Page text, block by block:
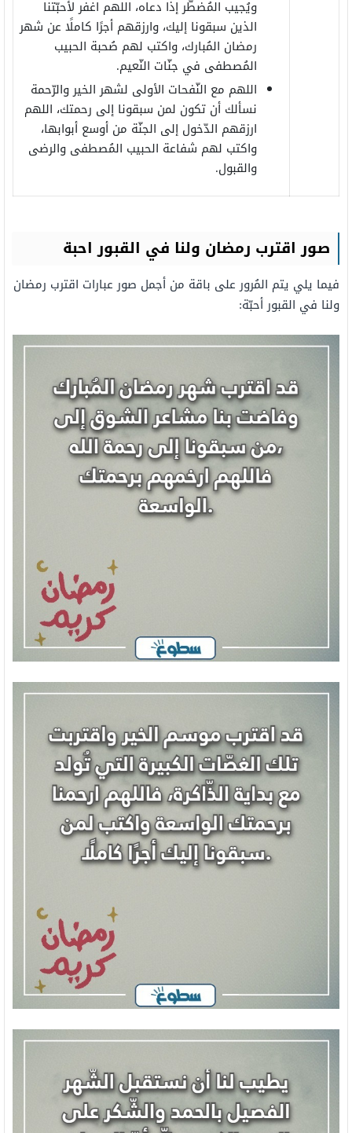
ويُجيب المُضطّر إذا دعاه، اللهم اغفر لأحبّتنا
الذين سبقونا إليك، وارزقهم أجرًا كاملًا عن شهر
رمضان المُبارك، واكتب لهم صُحبة الحبيب
المُصطفى في جنّات النّعيم.
اللهم مع النّفحات الأولى لشهر الخير والرّحمة
نسألك أن تكون لمن سبقونا إلى رحمتك، اللهم
ارزقهم الدّخول إلى الجنّة من أوسع أبوابها،
واكتب لهم شفاعة الحبيب المُصطفى والرضى
والقبول.
صور اقترب رمضان ولنا في القبور احبة
فيما يلي يتم المُرور على باقة من أجمل صور عبارات اقترب رمضان
ولنا في القبور أحبّة: